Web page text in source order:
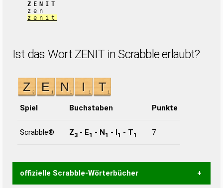
ZENIT
zen
zenit
Ist das Wort ZENIT in Scrabble erlaubt?
Spiel Buchstaben Punkte
Scrabble® Z3 - E1 - N1 - I1 - T1 7
offizielle Scrabble-Wörterbücher